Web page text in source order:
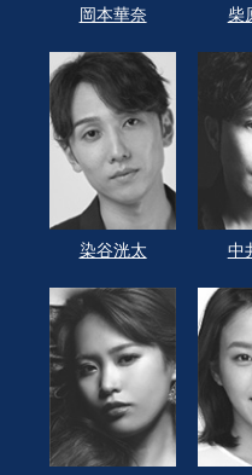
岡本華奈 柴
染谷洸太 中